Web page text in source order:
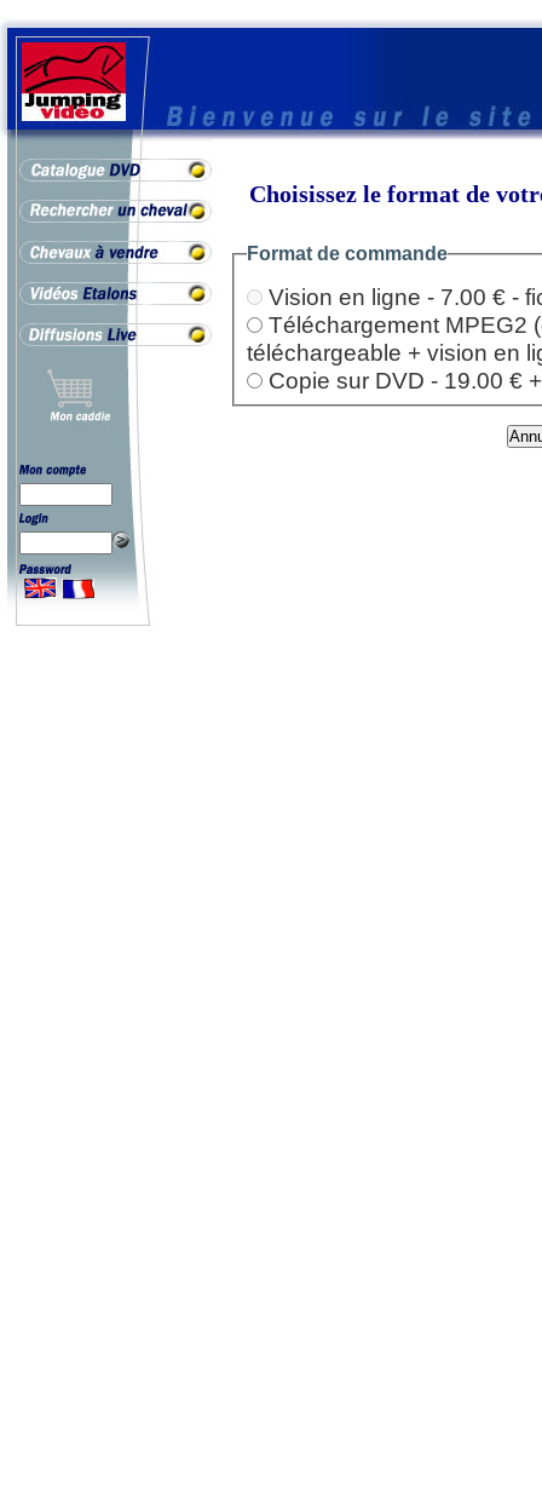
Choisissez le format de
Format de commande
Vision en ligne - 7.00 € -
Téléchargement MPEG2
téléchargeable + vision en
Copie sur DVD - 19.00 €